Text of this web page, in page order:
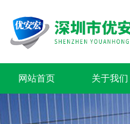
网站首页 关于我们